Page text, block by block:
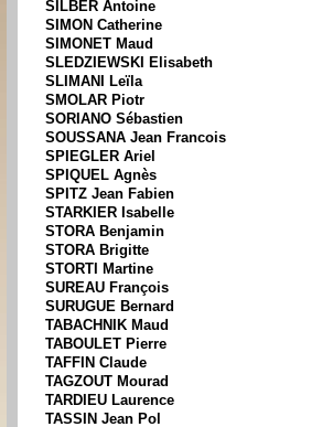
SILBER Antoine
SIMON Catherine
SIMONET Maud
SLEDZIEWSKI Elisabeth
SLIMANI Leïla
SMOLAR Piotr
SORIANO Sébastien
SOUSSANA Jean Francois
SPIEGLER Ariel
SPIQUEL Agnès
SPITZ Jean Fabien
STARKIER Isabelle
STORA Benjamin
STORA Brigitte
STORTI Martine
SUREAU François
SURUGUE Bernard
TABACHNIK Maud
TABOULET Pierre
TAFFIN Claude
TAGZOUT Mourad
TARDIEU Laurence
TASSIN Jean Pol